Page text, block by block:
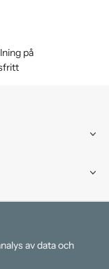
på
av data och